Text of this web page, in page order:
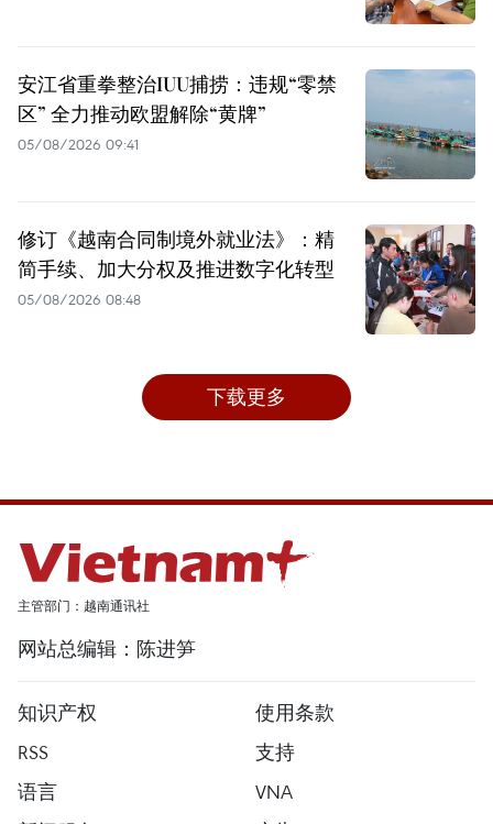
安江省重拳整治IUU捕捞：违规“零禁
区” 全力推动欧盟解除“黄牌”
05/08/2026 09:41
修订《越南合同制境外就业法》：精
简手续、加大分权及推进数字化转型
05/08/2026 08:48
下载更多
主管部门：越南通讯社
网站总编辑：陈进笋
知识产权
使用条款
RSS
支持
语言
VNA